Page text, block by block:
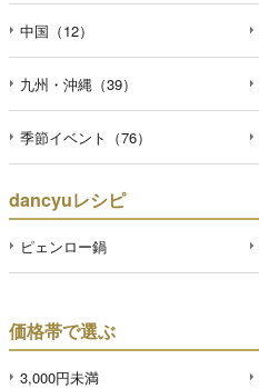
中国（12）
九州・沖縄（39）
季節イベント（76）
dancyuレシピ
ピェンロー鍋
価格帯で選ぶ
3,000円未満